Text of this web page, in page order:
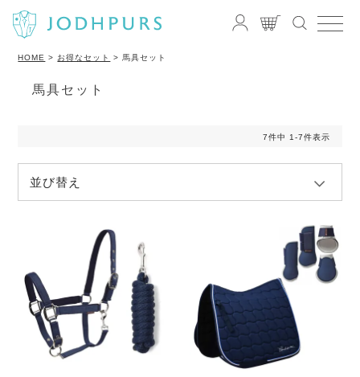
HOME お得なセット 馬具セット
馬具セット
並び替え
7件中 1 -7件表示